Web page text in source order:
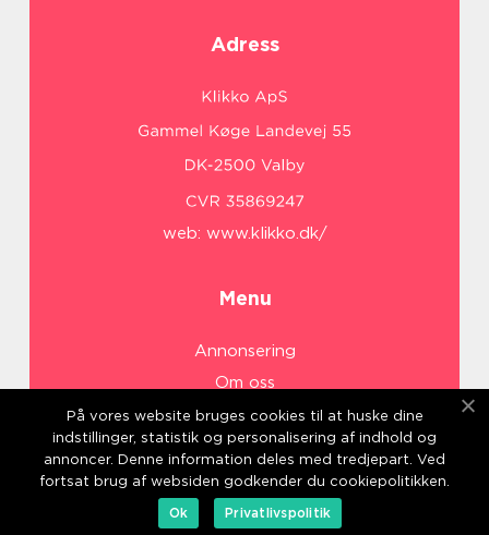
Adress
web: www.klikko.dk/
Menu
Annonsering
Om oss
Cookies
Kontakta oss
Sitemap
På vores website bruges cookies til at huske dine
indstillinger, statistik og personalisering af indhold og
annoncer. Denne information deles med tredjepart. Ved
fortsat brug af websiden godkender du cookiepolitikken.
Ok
Privatlivspolitik